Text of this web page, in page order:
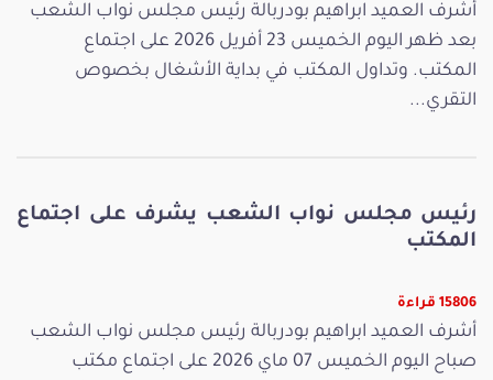
أشرف العميد ابراهيم بودربالة رئيس مجلس نواب الشعب
بعد ظهر اليوم الخميس 23 أفريل 2026 على اجتماع
المكتب. وتداول المكتب في بداية الأشغال بخصوص
التقري...
رئيس مجلس نواب الشعب يشرف على اجتماع
المكتب
15806 قراءة
أشرف العميد ابراهيم بودربالة رئيس مجلس نواب الشعب
صباح اليوم الخميس 07 ماي 2026 على اجتماع مكتب